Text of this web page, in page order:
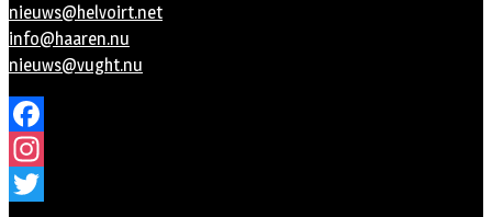
nieuws@helvoirt.net
info@haaren.nu
nieuws@vught.nu
Facebook
Instagram